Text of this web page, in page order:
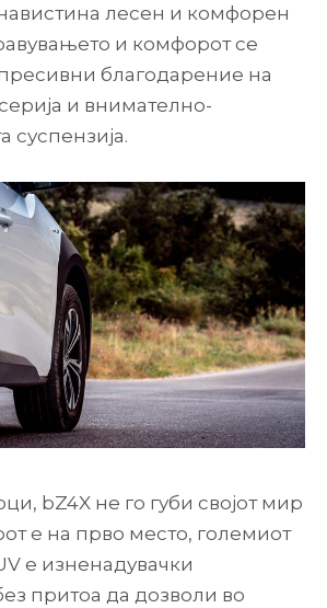
лесен и комфорен
и комфорот се
благодарение на
и внимателно-
суспензија.
bZ4X не го губи својот мир
е на прво место, големиот
е изненадувачки
притоа да дозволи во